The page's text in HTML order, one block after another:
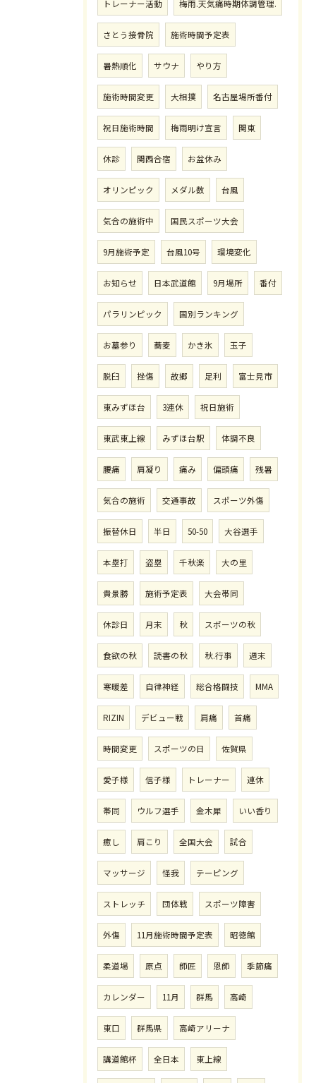
トレーナー活動 梅雨.天気痛時期体調管理.
さとう接骨院 施術時間予定表
暑熱順化 サウナ やり方
施術時間変更 大相撲 名古屋場所番付
祝日施術時間 梅雨明け宣言 関東
休診 関西合宿 お盆休み
オリンピック メダル数 台風
気合の施術中 国民スポーツ大会
9月施術予定 台風10号 環境変化
お知らせ 日本武道館 9月場所 番付
パラリンピック 国別ランキング
お墓参り 蕎麦 かき氷 玉子
脱臼 挫傷 故郷 足利 富士見市
東みずほ台 3連休 祝日施術
東武東上線 みずほ台駅 体調不良
腰痛 肩凝り 痛み 偏頭痛 残暑
気合の施術 交通事故 スポーツ外傷
振替休日 半日 50-50 大谷選手
本塁打 盗塁 千秋楽 大の里
貴景勝 施術予定表 大会帯同
休診日 月末 秋 スポーツの秋
食欲の秋 読書の秋 秋.行事 週末
寒暖差 自律神経 総合格闘技 MMA
RIZIN デビュー戦 肩痛 首痛
時間変更 スポーツの日 佐賀県
愛子様 信子様 トレーナー 連休
帯同 ウルフ選手 金木犀 いい香り
癒し 肩こり 全国大会 試合
マッサージ 怪我 テーピング
ストレッチ 団体戦 スポーツ障害
外傷 11月施術時間予定表 昭徳館
柔道場 原点 師匠 恩師 季節痛
カレンダー 11月 群馬 高崎
東口 群馬県 高崎アリーナ
講道館杯 全日本 東上線